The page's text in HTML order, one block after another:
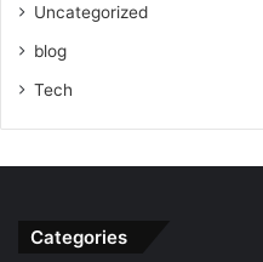
Uncategorized
blog
Tech
Categories